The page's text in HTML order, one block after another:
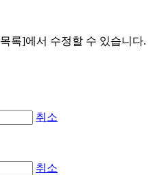
록]에서 수정할 수 있습니다.
취소
취소